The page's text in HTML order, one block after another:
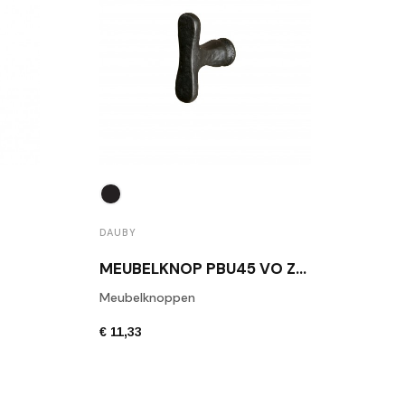
DAUBY
MEUBELKNOP PBU45 VO ZWART
Meubelknoppen
€ 11,33